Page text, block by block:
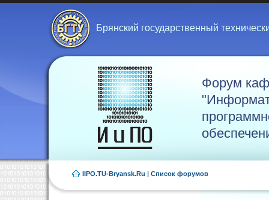
Брянский государственный
Форум
IIPO.TU-Bryansk.Ru | Список форумов